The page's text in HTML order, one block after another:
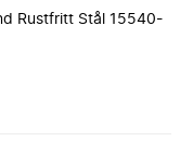
Rustfritt Stål 15540-